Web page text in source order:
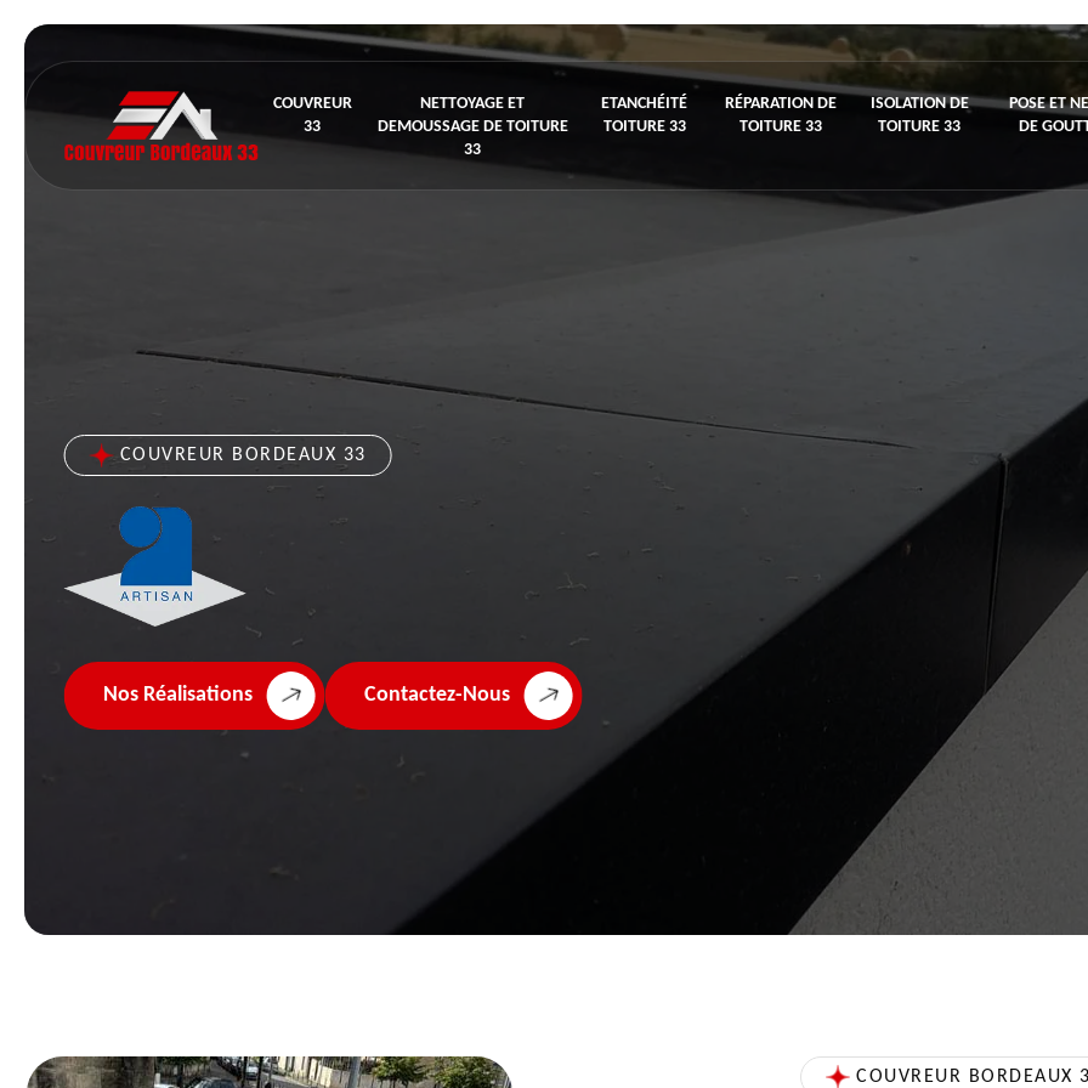
COUVREUR
33
NETTOYAGE ET
DEMOUSSAGE DE TOITURE
33
ETANCHÉITÉ
TOITURE 33
RÉPARATION DE
TOITURE 33
ISOLATION DE
TOITURE 33
POSE ET
DE
COUVREUR BORDEAUX 33
Nos Réalisations Contactez-Nous
COUVREUR BORDEAUX